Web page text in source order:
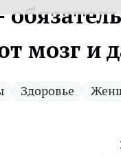
мозг и
Здоровье